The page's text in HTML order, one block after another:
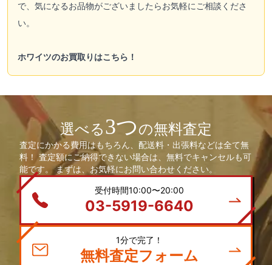
で、気になるお品物がございましたらお気軽にご相談くださ
い。
ホワイツのお買取りはこちら！
選べる3つの無料査定
査定にかかる費用はもちろん、配送料・出張料などは全て無
料！ 査定額にご納得できない場合は、無料でキャンセルも可
能です。 まずは、お気軽にお問い合わせください。
受付時間10:00〜20:00
03-5919-6640
1分で完了！
無料査定フォーム